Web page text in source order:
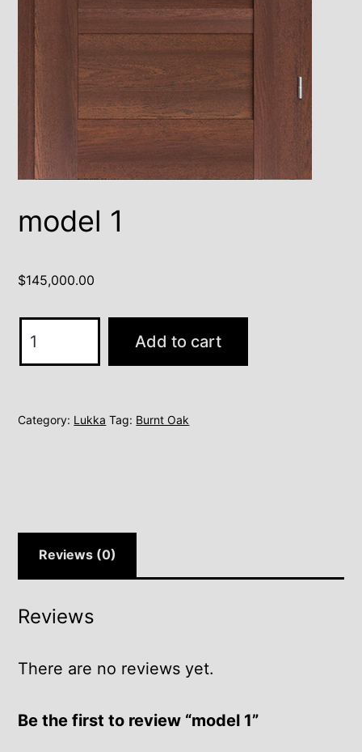
model 1
$145,000.00
Add to cart
Category: Lukka Tag: Burnt Oak
Reviews (0)
Reviews
There are no reviews yet.
Be the first to review “model 1”